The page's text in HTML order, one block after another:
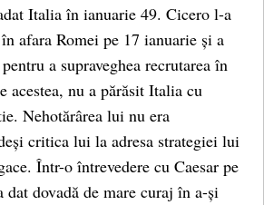
Italia în ianuarie 49. Cicero l-a
afara Romei pe 17 ianuarie și a
a supraveghea recrutarea în
acestea, nu a părăsit Italia cu
Nehotărârea lui nu era
critica lui la adresa strategiei lui
Într-o întrevedere cu Caesar pe
dovadă de mare curaj în a-și